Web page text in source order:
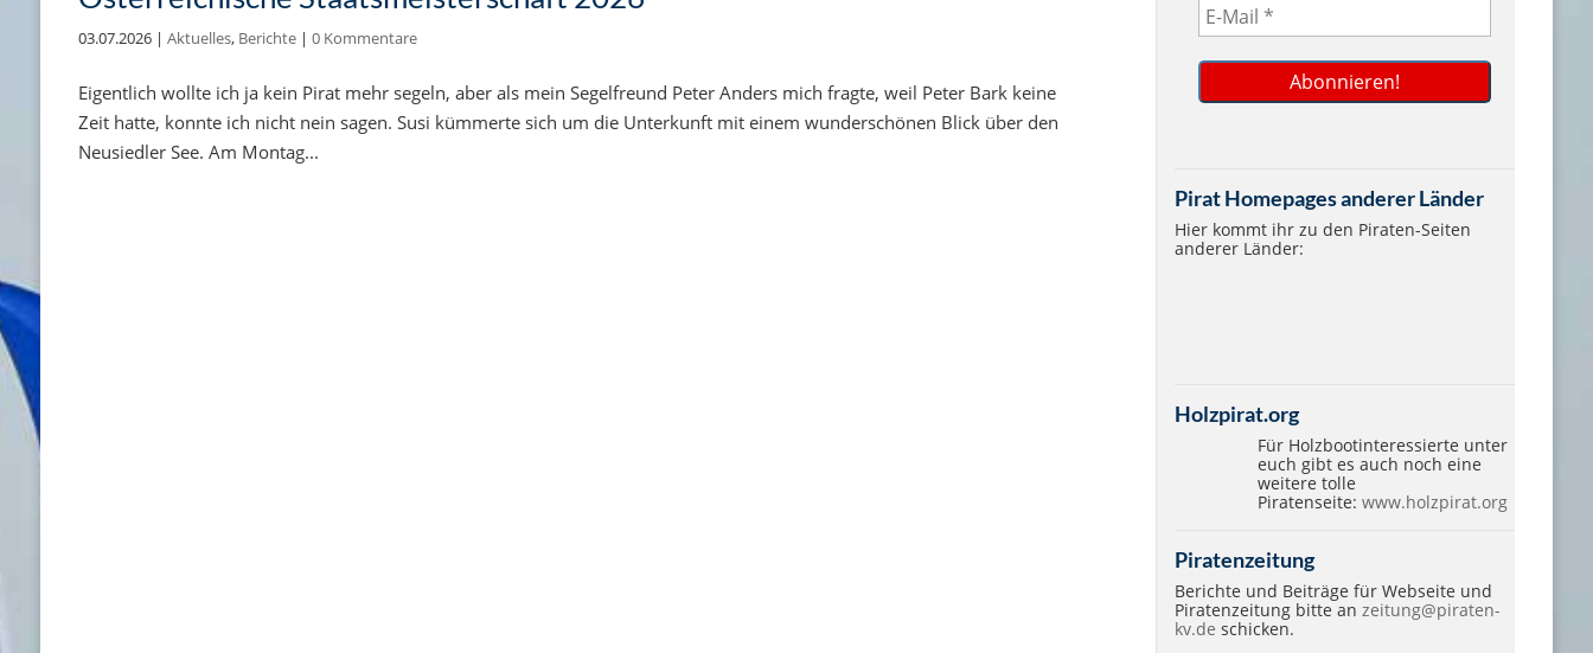
03.07.2026| Aktuelles, Berichte| 0 Kommentare
Eigentlich wollte ich ja kein Pirat mehr segeln, aber als mein Segelfreund Peter Anders mich fragte, weil Peter Bark keine
Zeit hatte, konnte ich nicht nein sagen. Susi kümmerte sich um die Unterkunft mit einem wunderschönen Blick über den
Neusiedler See. Am Montag...
Pirat Homepages anderer Länder
Hier kommt ihr zu den Piraten-Seiten
anderer Länder:
Holzpirat.org
Für Holzbootinteressierte unter
euch gibt es auch noch eine
weitere tolle
Piratenseite:www.holzpirat.org
Piratenzeitung
Berichte und Beiträge für Webseite und
Piratenzeitung bitte anzeitung@piraten-
kv.de schicken.